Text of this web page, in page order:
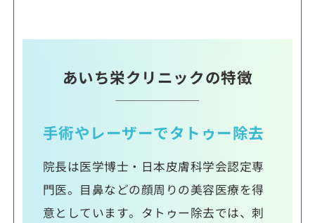
あいち栄クリニックの特徴
手術やレーザーでタトゥー除去
院長は医学博士・日本皮膚科学会認定専
門医。目鼻などの顔周りの美容医療を得
意としています。タトゥー除去では、刺